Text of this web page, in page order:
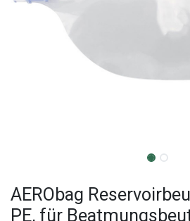
AERObag
PE, für